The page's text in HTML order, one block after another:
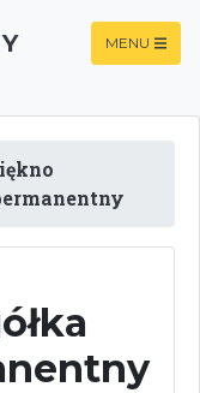
MENU